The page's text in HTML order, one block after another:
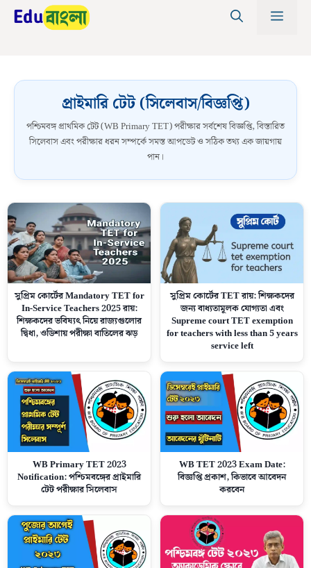
Skip
প্রাইমারি টেট (সিলেবাস/বিজ্ঞপ্তি)
পশ্চিমবঙ্গ প্রাথমিক টেট (WB Primary TET) পরীক্ষার সর্বশেষ বিজ্ঞপ্তি, বিস্তারিত
সিলেবাস এবং পরীক্ষার ধরন সম্পর্কে সমস্ত আপডেট ও সঠিক তথ্য এক জায়গায়
পান।
সুপ্রিম কোর্টের Mandatory TET for
In-Service Teachers 2025 রায়:
শিক্ষকদের ভবিষ্যৎ নিয়ে রাজ্যগুলোর
দ্বিধা, ওডিশায় পরীক্ষা বাতিলের ঝড়
সুপ্রিম কোর্টের TET রায়: শিক্ষকদের
জন্য বাধ্যতামূলক যোগ্যতা এবং
Supreme court TET exemption
for teachers with less than 5 years
service left
WB Primary TET 2023
Notification: পশ্চিমবঙ্গের প্রাইমারি
টেট পরীক্ষার সিলেবাস
WB TET 2023 Exam Date:
বিজ্ঞপ্তি প্রকাশ, কিভাবে আবেদন
করবেন